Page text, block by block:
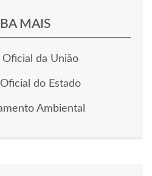
MAIS
Oficial da União
do Estado
Ambiental